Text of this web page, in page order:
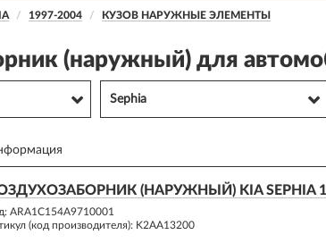
1997-2004 КУЗОВ НАРУЖНЫЕ ЭЛЕМЕНТЫ
(наружный) для
Sephia
(НАРУЖНЫЙ) KIA SEPHIA
ARA1C154A9710001
(код производителя): K2AA13200